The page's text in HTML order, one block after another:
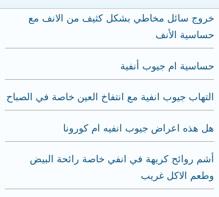
خروج سائل مخاطي بشكل كثيف من الانف مع
حساسية الأنف
حساسية ام جيوب أنفية
التهاب جيوب انفية مع انتفاخ العين خاصة في الصباح
هل هذه اعراض جيوب انفيه ام كورونا
أشم روائح كريهة في انفي خاصة رائحة البيض
وطعم الاكل غريب